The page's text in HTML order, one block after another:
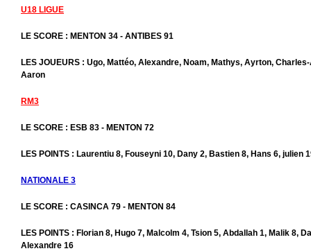
U18 LIGUE
LE SCORE : MENTON 34 - ANTIBES 91
LES JOUEURS : Ugo, Mattéo, Alexandre, Noam, Mathys, Ayrton,
Aaron
RM3
LE SCORE : ESB 83 - MENTON 72
LES POINTS : Laurentiu 8, Fouseyni 10, Dany 2, Bastien 8, Hans 6, julien
NATIONALE 3
LE SCORE : CASINCA 79 - MENTON 84
LES POINTS : Florian 8, Hugo 7, Malcolm 4, Tsion 5, Abdallah 1, Malik 8,
Alexandre 16